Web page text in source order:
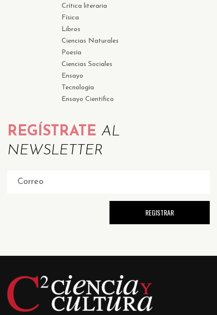
Crítica literaria
Física
Libros
Ciencias Naturales
Poesía
Ciencias Sociales
Ensayo
Tecnología
Ensayo Científico
REGÍSTRATE AL
NEWSLETTER